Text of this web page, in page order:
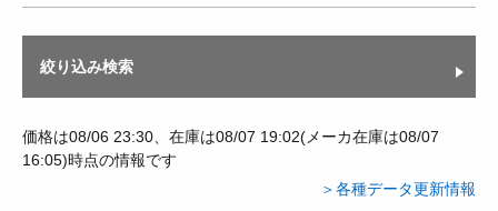
絞り込み検索
価格は08/06 23:30、在庫は08/07 19:02(メーカ在庫は08/07
16:05)時点の情報です
＞各種データ更新情報